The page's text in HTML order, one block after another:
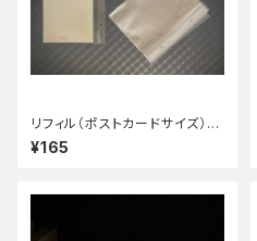
リフィル（ポストカードサイズ）
10枚
¥165